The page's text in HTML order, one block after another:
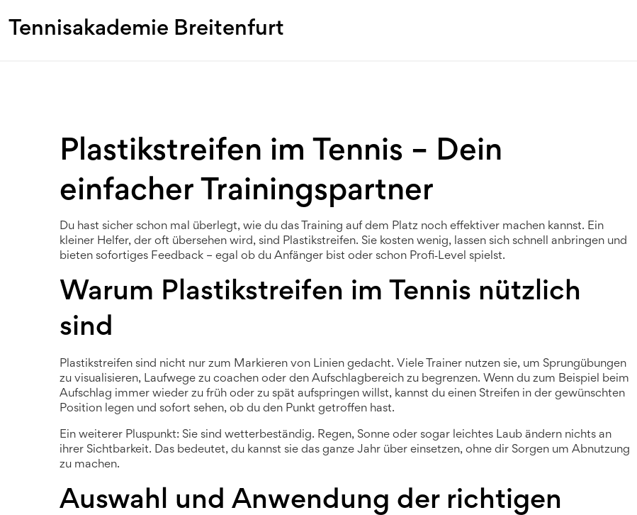
Tennisakademie Breitenfurt
Plastikstreifen im Tennis – Dein
einfacher Trainingspartner
Du hast sicher schon mal überlegt, wie du das Training auf dem Platz noch effektiver machen kannst. Ein
kleiner Helfer, der oft übersehen wird, sind Plastikstreifen. Sie kosten wenig, lassen sich schnell anbringen und
bieten sofortiges Feedback – egal ob du Anfänger bist oder schon Profi‑Level spielst.
Warum Plastikstreifen im Tennis nützlich
sind
Plastikstreifen sind nicht nur zum Markieren von Linien gedacht. Viele Trainer nutzen sie, um Sprungübungen
zu visualisieren, Laufwege zu coachen oder den Aufschlagbereich zu begrenzen. Wenn du zum Beispiel beim
Aufschlag immer wieder zu früh oder zu spät aufspringen willst, kannst du einen Streifen in der gewünschten
Position legen und sofort sehen, ob du den Punkt getroffen hast.
Ein weiterer Pluspunkt: Sie sind wetterbeständig. Regen, Sonne oder sogar leichtes Laub ändern nichts an
ihrer Sichtbarkeit. Das bedeutet, du kannst sie das ganze Jahr über einsetzen, ohne dir Sorgen um Abnutzung
zu machen.
Auswahl und Anwendung der richtigen